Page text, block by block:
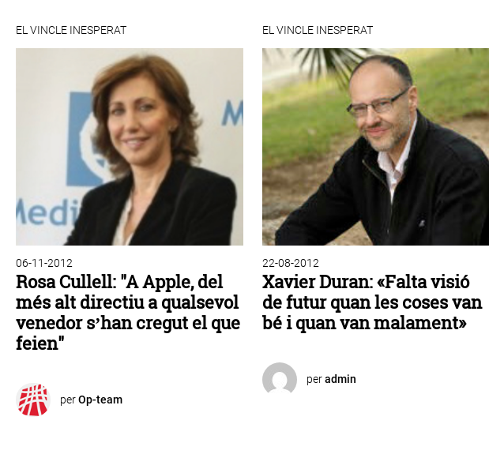
EL VINCLE INESPERAT
06-11-2012
Rosa Cullell: "A Apple, del
més alt directiu a qualsevol
venedor s’han cregut el que
feien"
perOp-team
EL VINCLE INESPERAT
22-08-2012
Xavier Duran: «Falta visió
de futur quan les coses van
bé i quan van malament»
peradmin